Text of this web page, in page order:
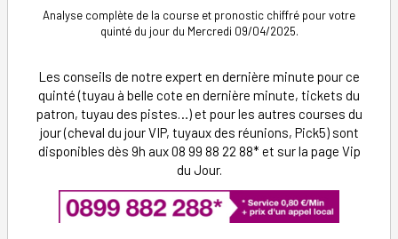
Analyse complète de la course et pronostic chiffré pour votre
quinté du jour du Mercredi 09/04/2025.
Les conseils de notre expert en dernière minute pour ce
quinté (tuyau à belle cote en dernière minute, tickets du
patron, tuyau des pistes…) et pour les autres courses du
jour (cheval du jour VIP, tuyaux des réunions, Pick5) sont
disponibles dès 9h aux 08 99 88 22 88* et sur la page Vip
du Jour.